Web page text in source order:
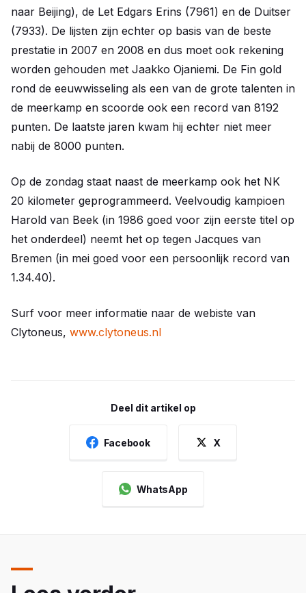
naar Beijing), de Let Edgars Erins (7961) en de Duitser
(7933). De lijsten zijn echter op basis van de beste
prestatie in 2007 en 2008 en dus moet ook rekening
worden gehouden met Jaakko Ojaniemi. De Fin gold
rond de eeuwwisseling als een van de grote talenten in
de meerkamp en scoorde ook een record van 8192
punten. De laatste jaren kwam hij echter niet meer
nabij de 8000 punten.
Op de zondag staat naast de meerkamp ook het NK
20 kilometer geprogrammeerd. Veelvoudig kampioen
Harold van Beek (in 1986 goed voor zijn eerste titel op
het onderdeel) neemt het op tegen Jacques van
Bremen (in mei goed voor een persoonlijk record van
1.34.40).
Surf voor meer informatie naar de webiste van
Clytoneus, www.clytoneus.nl
Deel dit artikel op
Facebook X
WhatsApp